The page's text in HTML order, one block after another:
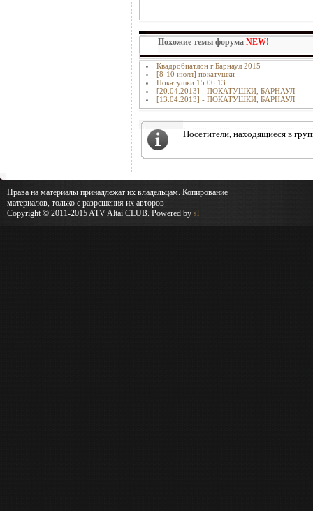
Похожие темы форума NEW!
Квадробиатлон г.Барнаул 2015
[8-10 июля] покатушки
Покатушки 15.06.13
[20.04.2013] - ПОКАТУШКИ, БАРНАУЛ
[13.04.2013] - ПОКАТУШКИ, БАРНАУЛ
Посетители, находящиеся в
Права на материалы принадлежат их владельцам. Копирование
материалов, только с разрешения их авторов
Copyright © 2011-2015 ATV Altai CLUB. Powered by sl